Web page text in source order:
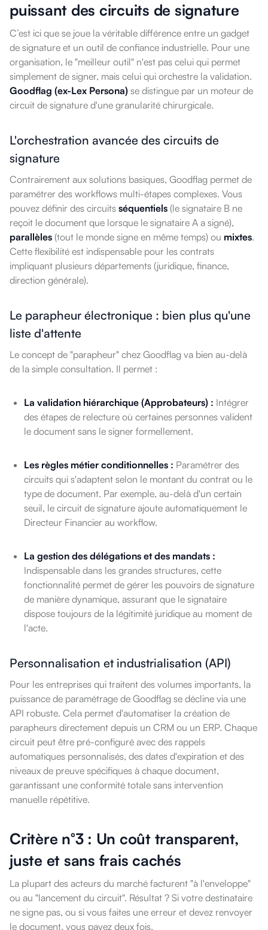
puissant des circuits de signature
C’est ici que se joue la véritable différence entre un gadget
de signature et un outil de confiance industrielle. Pour une
organisation, le "meilleur outil" n'est pas celui qui permet
simplement de signer, mais celui qui orchestre la validation.
Goodflag (ex-Lex Persona) se distingue par un moteur de
circuit de signature d'une granularité chirurgicale.
L'orchestration avancée des circuits de
signature
Contrairement aux solutions basiques, Goodflag permet de
paramétrer des workflows multi-étapes complexes. Vous
pouvez définir des circuits séquentiels (le signataire B ne
reçoit le document que lorsque le signataire A a signé),
parallèles (tout le monde signe en même temps) ou mixtes.
Cette flexibilité est indispensable pour les contrats
impliquant plusieurs départements (juridique, finance,
direction générale).
Le parapheur électronique : bien plus qu'une
liste d'attente
Le concept de "parapheur" chez Goodflag va bien au-delà
de la simple consultation. Il permet :
La validation hiérarchique (Approbateurs) : Intégrer
des étapes de relecture où certaines personnes valident
le document sans le signer formellement.
Les règles métier conditionnelles : Paramétrer des
circuits qui s'adaptent selon le montant du contrat ou le
type de document. Par exemple, au-delà d'un certain
seuil, le circuit de signature ajoute automatiquement le
Directeur Financier au workflow.
La gestion des délégations et des mandats :
Indispensable dans les grandes structures, cette
fonctionnalité permet de gérer les pouvoirs de signature
de manière dynamique, assurant que le signataire
dispose toujours de la légitimité juridique au moment de
l'acte.
Personnalisation et industrialisation (API)
Pour les entreprises qui traitent des volumes importants, la
puissance de paramétrage de Goodflag se décline via une
API robuste. Cela permet d'automatiser la création de
parapheurs directement depuis un CRM ou un ERP. Chaque
circuit peut être pré-configuré avec des rappels
automatiques personnalisés, des dates d'expiration et des
niveaux de preuve spécifiques à chaque document,
garantissant une conformité totale sans intervention
manuelle répétitive.
Critère n°3 : Un coût transparent,
juste et sans frais cachés
La plupart des acteurs du marché facturent "à l'enveloppe"
ou au "lancement du circuit". Résultat ? Si votre destinataire
ne signe pas, ou si vous faites une erreur et devez renvoyer
le document, vous payez deux fois.